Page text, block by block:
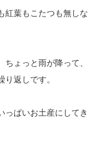
紅葉もこたつも無しな
ょっと雨が降って、
返しです。
っぱいお土産にしてき